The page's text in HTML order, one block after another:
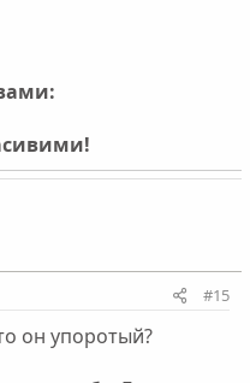
#15
он упоротый?